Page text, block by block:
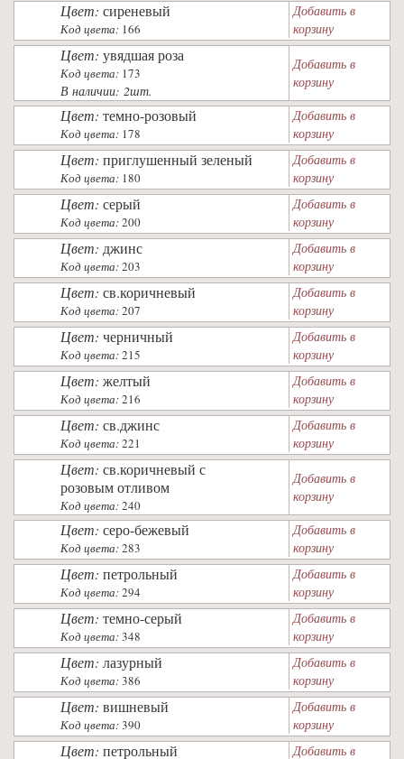
Цвет: сиреневый
Код цвета: 166
Добавить в
корзину
Цвет: увядшая роза
Код цвета: 173
В наличии: 2шт.
Добавить в
корзину
Цвет: темно-розовый
Код цвета: 178
Добавить в
корзину
Цвет: приглушенный зеленый
Код цвета: 180
Добавить в
корзину
Цвет: серый
Код цвета:200
Добавить в
корзину
Цвет: джинс
Код цвета:203
Добавить в
корзину
Цвет: св.коричневый
Код цвета:207
Добавить в
корзину
Цвет: черничный
Код цвета:215
Добавить в
корзину
Цвет: желтый
Код цвета:216
Добавить в
корзину
Цвет: св.джинс
Код цвета:221
Добавить в
корзину
Цвет: св.коричневый с
розовым отливом
Код цвета:240
Добавить в
корзину
Цвет: серо-бежевый
Код цвета:283
Добавить в
корзину
Цвет: петрольный
Код цвета:294
Добавить в
корзину
Цвет: темно-серый
Код цвета:348
Добавить в
корзину
Цвет: лазурный
Код цвета:386
Добавить в
корзину
Цвет: вишневый
Код цвета:390
Добавить в
корзину
Цвет: петрольный Добавить в